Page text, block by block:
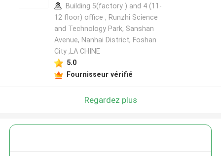
Building 5(factory ) and 4 (11-
12 floor) office , Runzhi Science
and Technology Park, Sanshan
Avenue, Nanhai District, Foshan
City ,LA CHINE
5.0
Fournisseur vérifié
Regardez plus